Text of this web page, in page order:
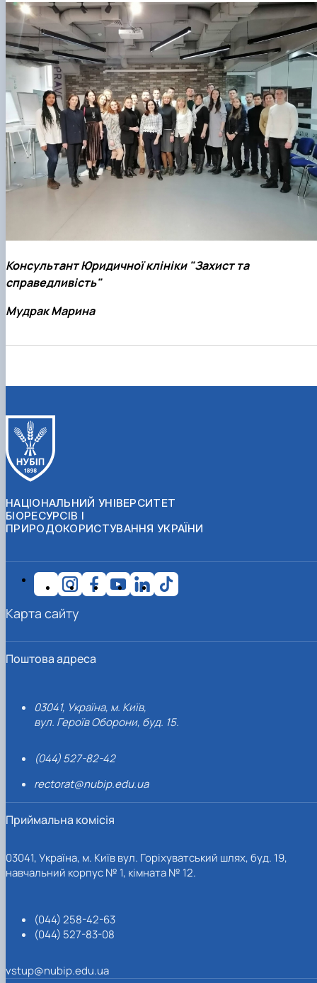
Консультант Юридичної клініки "Захист та
справедливість"
Мудрак Марина
НАЦІОНАЛЬНИЙ УНІВЕРСИТЕТ
БІОРЕСУРСІВ І
ПРИРОДОКОРИСТУВАННЯ УКРАЇНИ
Поштова адреса
03041, Україна, м. Київ,
вул. Героїв Оборони, буд. 15.
(044) 527-82-42
rectorat@nubip.edu.ua
Приймальна комісія
03041, Україна, м. Київ вул. Горіхуватський шлях, буд. 19,
навчальний корпус № 1, кімната № 12.
(044) 258-42-63
(044) 527-83-08
vstup@nubip.edu.ua
Карта сайту